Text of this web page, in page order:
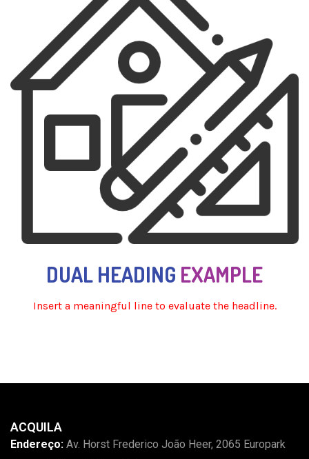
DUAL HEADING EXAMPLE
Insert a meaningful line to evaluate the headline.
ACQUILA
Endereço: Av. Horst Frederico João Heer, 2065 Europark